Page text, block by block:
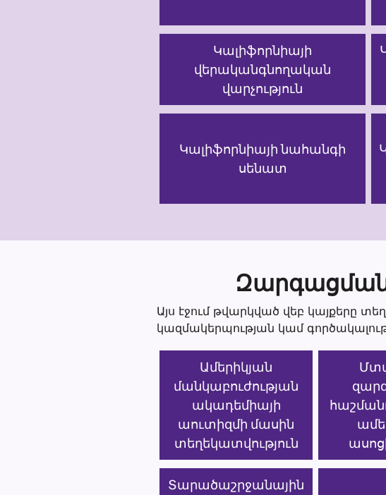
Կալիֆորնիայի
վերականգնողական
վարչություն
Կալիֆորնիայի նահանգի
սենատ
Զարգացման
Այս էջում թվարկված վեբ կայքերը
կազմակերպության կամ
Ամերիկյան
մանկաբուժության
ակադեմիայի
աուտիզմի մասին
տեղեկատվություն
Տարածաշրջանային